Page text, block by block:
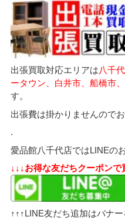
出張買取対応エリアは八千
ータウン、白井市、船橋市
す。
出張費は掛かりませんので
.
愛品館八千代店ではLINEの
↓↓↓お得な友だちクーポンで
↑↑↑LINE友だち追加はバナ